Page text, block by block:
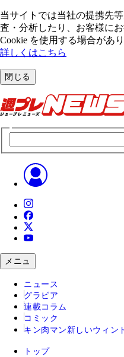
当サイトでは当社の提携先
査・分析したり、お客様に
Cookie を使⽤する場合があり
詳しくはこちら
閉じる
メニュ
ニュース
グラビア
連載コラム
コミック
キン肉マン 新しいウィン
トップ